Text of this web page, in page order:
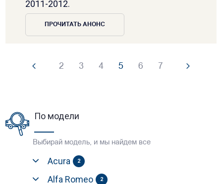
2011-2012.
ПРОЧИТАТЬ АНОНС
2 3 4 5 6 7
По модели
Выбирай модель, и мы найдем все
Acura 2
Alfa Romeo 2